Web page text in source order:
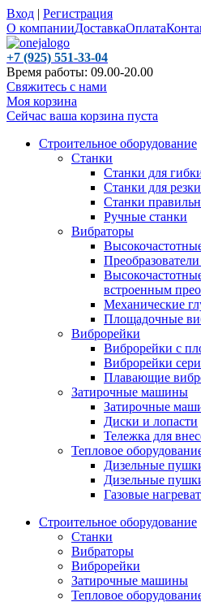
Вход | Регистрация
О компанииДоставкаОплата
+7 (925) 551-33-04
Время работы: 09.00-20.00
Свяжитесь с нами
Моя корзина
Сейчас ваша корзина пуста
Строительное оборудование
Станки
Станки для
Станки для
Станки
Ручные станки
Вибраторы
встроенным
Механические
Площадочные
Виброрейки
Виброрейки с
Виброрейки
Плавающие
Затирочные машины
Затирочные
Диски и лопасти
Тележка для
Тепловое
Дизельные
Дизельные
Газовые
Строительное оборудование
Станки
Вибраторы
Виброрейки
Затирочные машины
Тепловое